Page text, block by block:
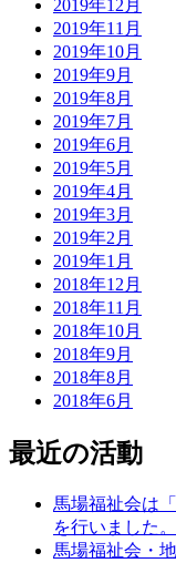
2019年12月
2019年11月
2019年10月
2019年9月
2019年8月
2019年7月
2019年6月
2019年5月
2019年4月
2019年3月
2019年2月
2019年1月
2018年12月
2018年11月
2018年10月
2018年9月
2018年8月
2018年6月
最近の活動
馬場福祉会は
を行いました。
馬場福祉会・